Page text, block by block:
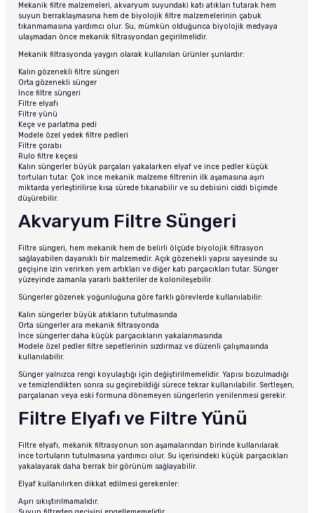
Mekanik filtre malzemeleri, akvaryum suyundaki katı atıkları tutarak hem
suyun berraklaşmasına hem de biyolojik filtre malzemelerinin çabuk
tıkanmamasına yardımcı olur. Su, mümkün olduğunca biyolojik medyaya
ulaşmadan önce mekanik filtrasyondan geçirilmelidir.
Mekanik filtrasyonda yaygın olarak kullanılan ürünler şunlardır:
Kalın gözenekli filtre süngeri
Orta gözenekli sünger
İnce filtre süngeri
Filtre elyafı
Filtre yünü
Keçe ve parlatma pedi
Modele özel yedek filtre pedleri
Filtre çorabı
Rulo filtre keçesi
Kalın süngerler büyük parçaları yakalarken elyaf ve ince pedler küçük
tortuları tutar. Çok ince mekanik malzeme filtrenin ilk aşamasına aşırı
miktarda yerleştirilirse kısa sürede tıkanabilir ve su debisini ciddi biçimde
düşürebilir.
Akvaryum Filtre Süngeri
Filtre süngeri, hem mekanik hem de belirli ölçüde biyolojik filtrasyon
sağlayabilen dayanıklı bir malzemedir. Açık gözenekli yapısı sayesinde su
geçişine izin verirken yem artıkları ve diğer katı parçacıkları tutar. Sünger
yüzeyinde zamanla yararlı bakteriler de kolonileşebilir.
Süngerler gözenek yoğunluğuna göre farklı görevlerde kullanılabilir:
Kalın süngerler büyük atıkların tutulmasında
Orta süngerler ara mekanik filtrasyonda
İnce süngerler daha küçük parçacıkların yakalanmasında
Modele özel pedler filtre sepetlerinin sızdırmaz ve düzenli çalışmasında
kullanılabilir.
Sünger yalnızca rengi koyulaştığı için değiştirilmemelidir. Yapısı bozulmadığı
ve temizlendikten sonra su geçirebildiği sürece tekrar kullanılabilir. Sertleşen,
parçalanan veya eski formuna dönemeyen süngerlerin yenilenmesi gerekir.
Filtre Elyafı ve Filtre Yünü
Filtre elyafı, mekanik filtrasyonun son aşamalarından birinde kullanılarak
ince tortuların tutulmasına yardımcı olur. Su içerisindeki küçük parçacıkları
yakalayarak daha berrak bir görünüm sağlayabilir.
Elyaf kullanılırken dikkat edilmesi gerekenler:
Aşırı sıkıştırılmamalıdır.